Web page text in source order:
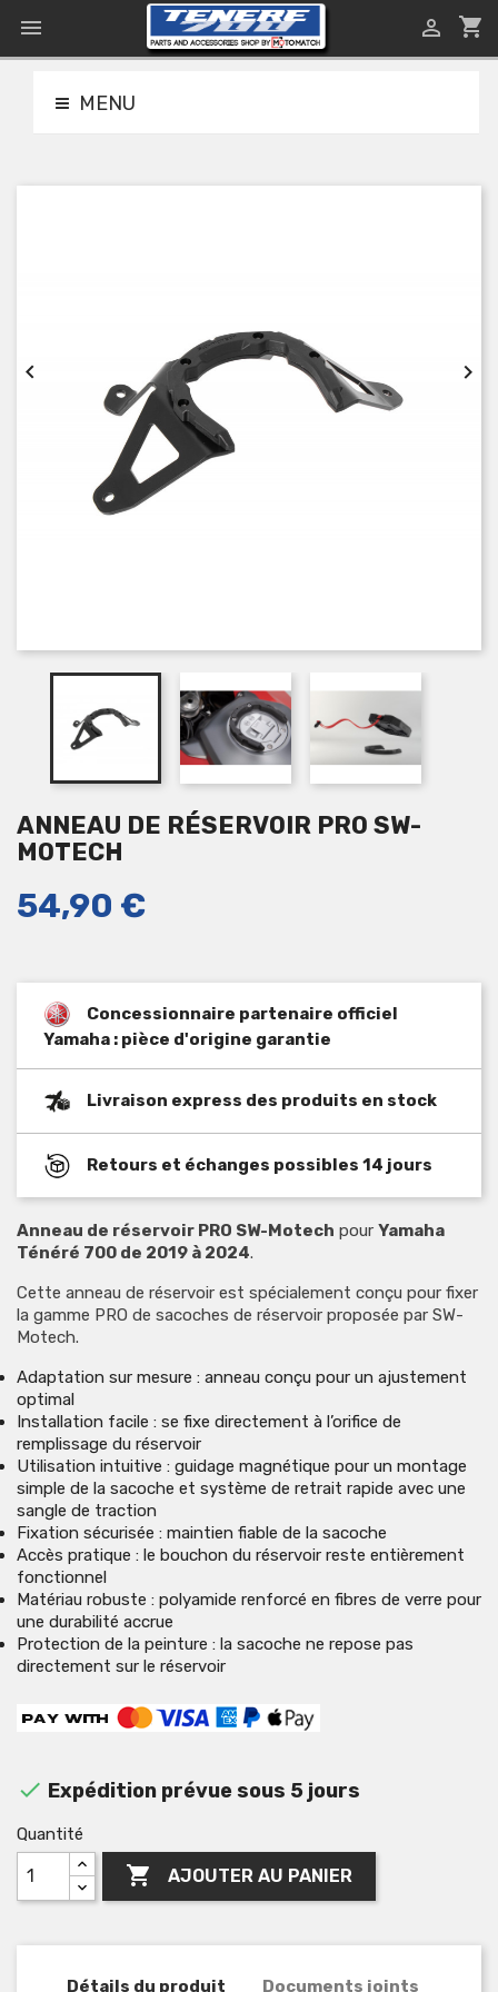
 shopping_cart

MENU
 
ANNEAU DE RÉSERVOIR PRO SW-
MOTECH
54,90 €
Concessionnaire partenaire officiel
Yamaha : pièce d'origine garantie
Livraison express des produits en stock
Retours et échanges possibles 14 jours
Anneau de réservoir PRO SW-Motech pour Yamaha
Ténéré 700 de 2019 à 2024.
Cette anneau de réservoir est spécialement conçu pour fixer
la gamme PRO de sacoches de réservoir proposée par SW-
Motech.
Adaptation sur mesure : anneau conçu pour un ajustement
optimal
Installation facile : se fixe directement à l’orifice de
remplissage du réservoir
Utilisation intuitive : guidage magnétique pour un montage
simple de la sacoche et système de retrait rapide avec une
sangle de traction
Fixation sécurisée : maintien fiable de la sacoche
Accès pratique : le bouchon du réservoir reste entièrement
fonctionnel
Matériau robuste : polyamide renforcé en fibres de verre pour
une durabilité accrue
Protection de la peinture : la sacoche ne repose pas
directement sur le réservoir
 Expédition prévue sous 5 jours
Quantité
 AJOUTER AU PANIER
Détails du produit Documents joints